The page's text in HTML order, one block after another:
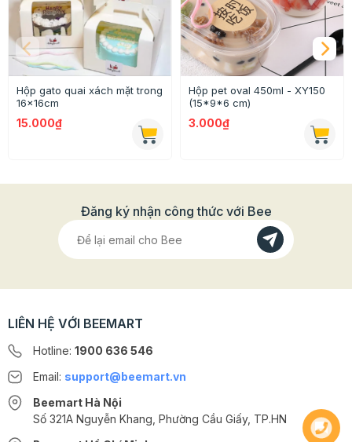
- Trọng lượng:
Cách sử dụng và một số lưu ý
Khi bắt đầu trang trí bánh kem, bạn đặt đế bánh lên
Hộp gato quai xách mặt trong
16x16cm
15.000₫
Hộp pet oval 450ml - XY150
(15*9*6 cm)
3.000₫
Đăng ký nhận công thức với Bee
LIÊN HỆ VỚI BEEMART
Hotline: 1900 636 546
Email: support@beemart.vn
Beemart Hà Nội
Số 321A Nguyễn Khang, Phường Cầu Giấy, TP.HN